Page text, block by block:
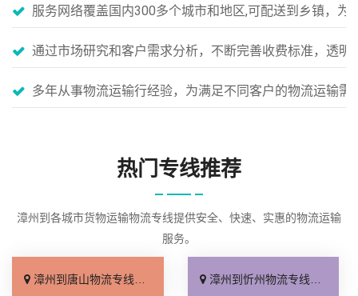
服务网络覆盖国内300多个城市和地区,可配送到乡镇，为
通过市场研究和客户需求分析，不断完善收费标准，透明
多年从事物流运输行经验，为满足不同客户的物流运输
热门专线推荐
漳州到各城市货物运输物流专线提供安全、快速、实惠的物流运输
服务。
漳州到唐山物流专线_准时准点「一站式托运」 漳州到忻州物流专线_直达往返「按时送达」